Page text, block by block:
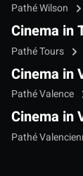
Pathé Wilson
Cinema in
Pathé Tours
Cinema in
Pathé Valence
Cinema in
Pathé